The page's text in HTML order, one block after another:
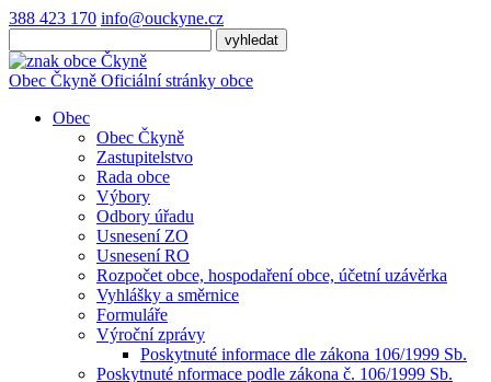
388 423 170 info@ouckyne.cz
Obec Čkyně Oficiální stránky obce
Obec
Obec Čkyně
Zastupitelstvo
Rada obce
Výbory
Odbory úřadu
Usnesení ZO
Usnesení RO
Rozpočet obce, hospodaření obce, účetní uzávěrka
Vyhlášky a směrnice
Formuláře
Výroční zprávy
Poskytnuté informace dle zákona 106/1999 Sb.
Poskytnuté nformace podle zákona č. 106/1999 Sb.